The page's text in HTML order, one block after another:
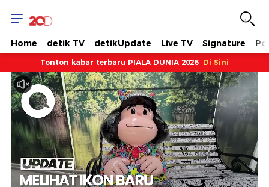
Home detik TV detikUpdate Live TV Signature
Tonton kabar terbaru PIALA DUNIA 2026 Di Sini